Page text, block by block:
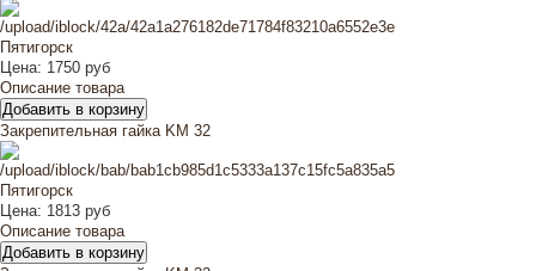
Цена: 1750 руб
Описание товара
Закрепительная гайка KM 32
Цена: 1813 руб
Описание товара